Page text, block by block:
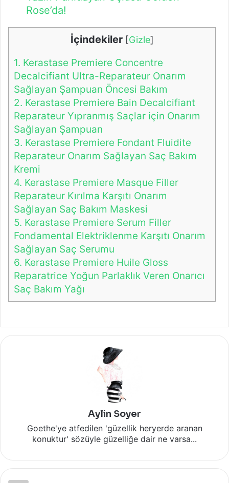
Rose’da!
İçindekiler [Gizle]
1. Kerastase Premiere Concentre
Decalcifiant Ultra-Reparateur Onarım
Sağlayan Şampuan Öncesi Bakım
2. Kerastase Premiere Bain Decalcifiant
Reparateur Yıpranmış Saçlar için Onarım
Sağlayan Şampuan
3. Kerastase Premiere Fondant Fluidite
Reparateur Onarım Sağlayan Saç Bakım
Kremi
4. Kerastase Premiere Masque Filler
Reparateur Kırılma Karşıtı Onarım
Sağlayan Saç Bakım Maskesi
5. Kerastase Premiere Serum Filler
Fondamental Elektriklenme Karşıtı Onarım
Sağlayan Saç Serumu
6. Kerastase Premiere Huile Gloss
Reparatrice Yoğun Parlaklık Veren Onarıcı
Saç Bakım Yağı
Aylin Soyer
Goethe'ye atfedilen 'güzellik heryerde aranan
konuktur' sözüyle güzelliğe dair ne varsa...